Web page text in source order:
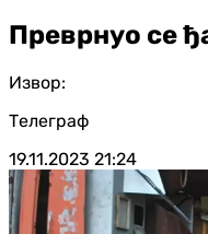
Преврнуо се
Извор:
Телеграф
19.11.2023 21:24